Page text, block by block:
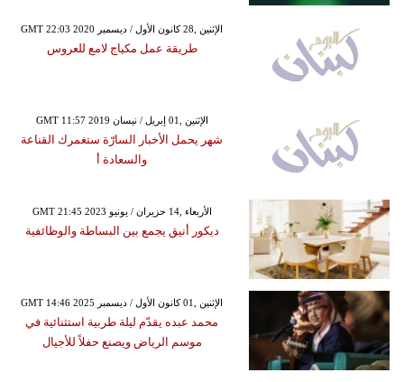
GMT 22:03 2020 الإثنين ,28 كانون الأول / ديسمبر
طريقة عمل مكياج لامع للعروس
GMT 11:57 2019 الإثنين ,01 إبريل / نيسان
شهر يحمل الأخبار السارّة ستغمرك القناعة
والسعادة أ
GMT 21:45 2023 الأربعاء ,14 حزيران / يونيو
ديكور أنيق يجمع بين البساطة والوظائفية
GMT 14:46 2025 الإثنين ,01 كانون الأول / ديسمبر
محمد عبده يقدّم ليلة طربية استثنائية في
موسم الرياض ويصنع حفلاً للأجيال